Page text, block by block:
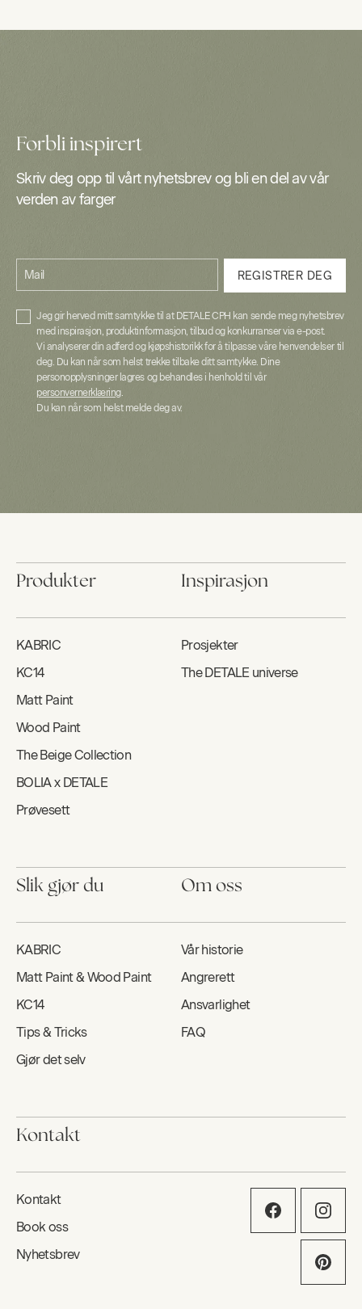
Forbli inspirert
Skriv deg opp til vårt nyhetsbrev og bli en del av vår
verden av farger
Mail REGISTRER DEG
Jeg gir herved mitt samtykke til at DETALE CPH kan sende meg nyhetsbrev
med inspirasjon, produktinformasjon, tilbud og konkurranser via e-post.
Vi analyserer din adferd og kjøpshistorikk for å tilpasse våre henvendelser til
deg. Du kan når som helst trekke tilbake ditt samtykke. Dine
personopplysninger lagres og behandles i henhold til vår
personvernerklæring.
Du kan når som helst melde deg av.
Produkter
KABRIC
KC14
Matt Paint
Wood Paint
The Beige Collection
BOLIA x DETALE
Prøvesett
Inspirasjon
Prosjekter
The DETALE universe
Slik gjør du
KABRIC
Matt Paint & Wood Paint
KC14
Tips & Tricks
Gjør det selv
Om oss
Vår historie
Angrerett
Ansvarlighet
FAQ
Kontakt
Kontakt
Book oss
Nyhetsbrev